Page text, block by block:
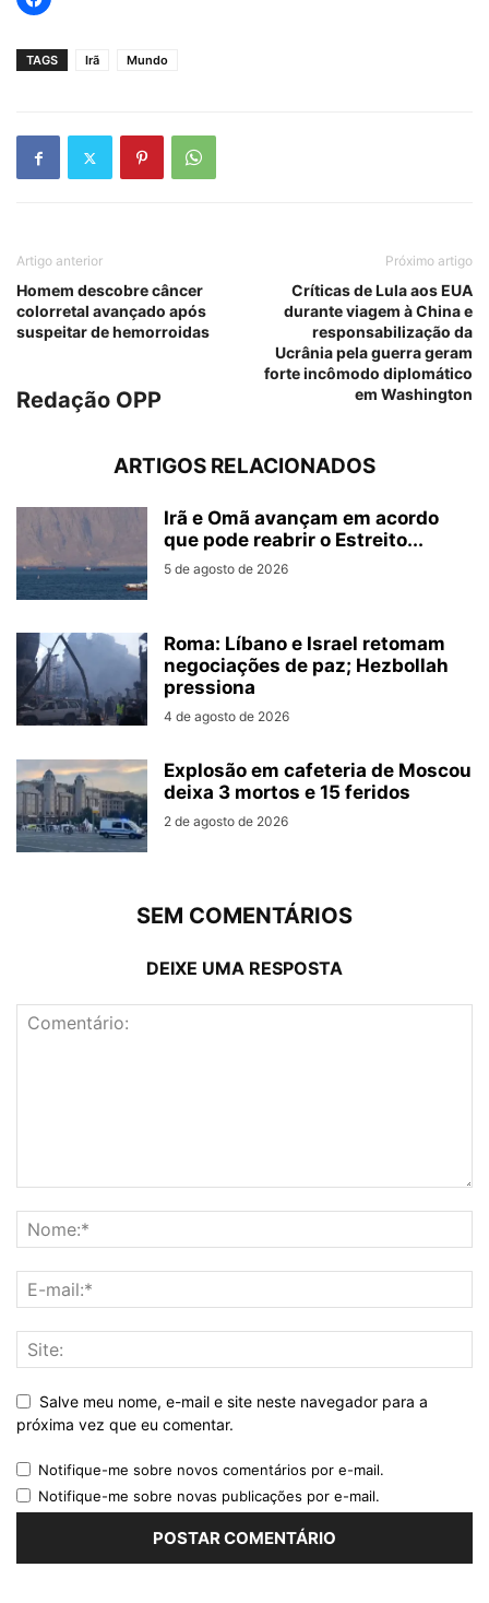
TAGS Irã Mundo
Artigo anterior
Homem descobre câncer
colorretal avançado após
suspeitar de hemorroidas
Próximo artigo
Críticas de Lula aos EUA
durante viagem à China e
responsabilização da
Ucrânia pela guerra geram
forte incômodo diplomático
em Washington
Redação OPP
ARTIGOS RELACIONADOS
Irã e Omã avançam em acordo
que pode reabrir o Estreito...
5 de agosto de 2026
Roma: Líbano e Israel retomam
negociações de paz; Hezbollah
pressiona
4 de agosto de 2026
Explosão em cafeteria de Moscou
deixa 3 mortos e 15 feridos
2 de agosto de 2026
SEM COMENTÁRIOS
DEIXE UMA RESPOSTA
Salve meu nome, e-mail e site neste navegador para a
próxima vez que eu comentar.
Notifique-me sobre novos comentários por e-mail.
Notifique-me sobre novas publicações por e-mail.